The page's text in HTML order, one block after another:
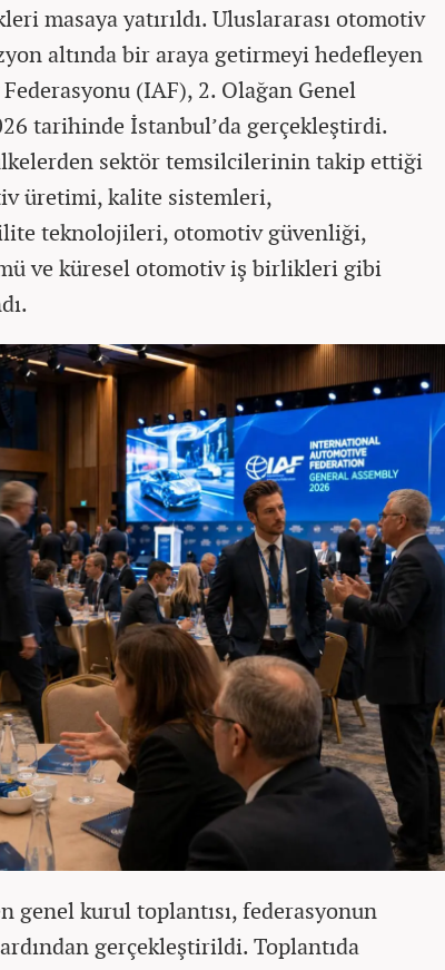
masaya yatırıldı. Uluslararası otomotiv
altında bir araya getirmeyi hedefleyen
(IAF), 2. Olağan Genel
tarihinde İstanbul’da gerçekleştirdi.
sektör temsilcilerinin takip ettiği
üretimi, kalite sistemleri,
teknolojileri, otomotiv güvenliği,
ve küresel otomotiv iş birlikleri gibi
genel kurul toplantısı, federasyonun
gerçekleştirildi. Toplantıda